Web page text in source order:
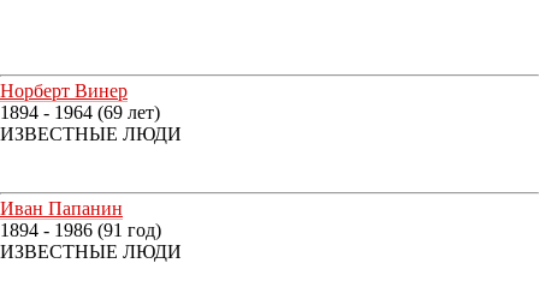
Норберт Винер
1894 - 1964 (69 лет)
ИЗВЕСТНЫЕ ЛЮДИ
Иван Папанин
1894 - 1986 (91 год)
ИЗВЕСТНЫЕ ЛЮДИ